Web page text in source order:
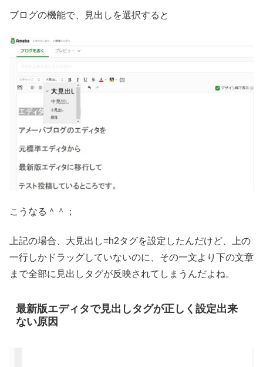
ブログの機能で、見出しを選択すると
こうなる＾＾；
上記の場合、大見出し=h2タグを設定したんだけど、上の
一行しかドラッグしていないのに、その一文より下の文章
まで全部に見出しタグが反映されてしまうんだよね。
最新版エディタで見出しタグが正しく設定出来
ない原因